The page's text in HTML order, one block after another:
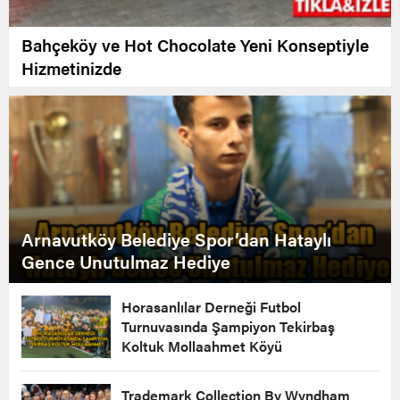
Bahçeköy ve Hot Chocolate Yeni Konseptiyle
Hizmetinizde
Arnavutköy Belediye Spor’dan Hataylı
Gence Unutulmaz Hediye
Horasanlılar Derneği Futbol
Turnuvasında Şampiyon Tekirbaş
Koltuk Mollaahmet Köyü
Trademark Collection By Wyndham